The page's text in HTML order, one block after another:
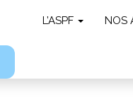
L’ASPF NOS